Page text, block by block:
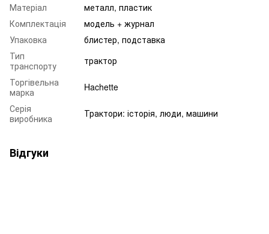
Матеріал
металл, пластик
Комплектація
модель + журнал
Упаковка
блистер, подставка
Тип
транспорту
трактор
Торгівельна
марка
Hachette
Серія
виробника
Трактори: історія, люди, машини
Відгуки